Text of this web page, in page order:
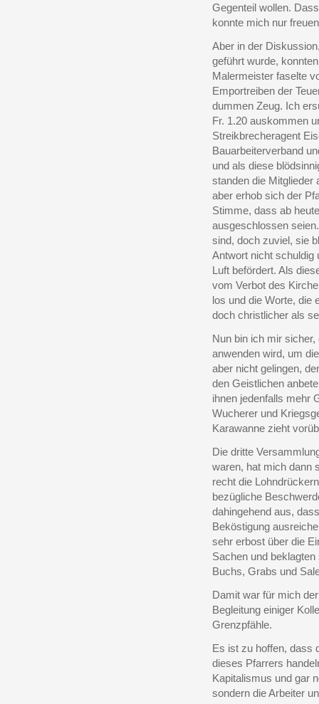
Gegenteil wollen.
konnte mich nur
Aber in der
geführt wurde,
Malermeister faselte
Emportreiben der
dummen Zeug. Ich
Fr. 1.20 auskommen
Streikbrecheragent
Bauarbeiterverband
und als diese
standen die Mitglieder
aber erhob sich der
Stimme, dass ab
ausgeschlossen
sind, doch zuviel, sie
Antwort nicht schuldig
Luft befördert. Als
vom Verbot des
los und die Worte, die
doch christlicher als
Nun bin ich mir
anwenden wird, um
aber nicht gelingen,
den Geistlichen
ihnen jedenfalls mehr
Wucherer und
Karawanne zieht
Die dritte
waren, hat mich dann
recht die
bezügliche
dahingehend aus,
Beköstigung
sehr erbost über die
Sachen und
Buchs, Grabs und
Damit war für mich
Begleitung einiger
Grenzpfähle.
Es ist zu hoffen, dass
dieses Pfarrers
Kapitalismus und gar
sondern die Arbeiter